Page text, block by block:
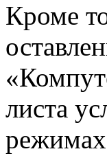
Кроме
листа